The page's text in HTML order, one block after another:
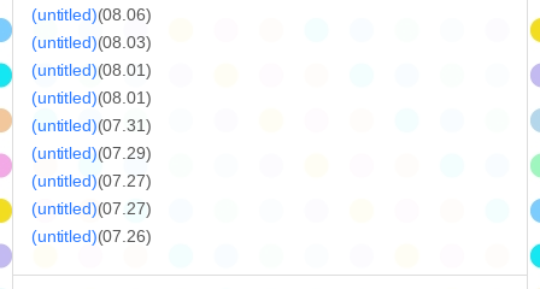
(untitled)(08.06)
(untitled)(08.03)
(untitled)(08.01)
(untitled)(08.01)
(untitled)(07.31)
(untitled)(07.29)
(untitled)(07.27)
(untitled)(07.27)
(untitled)(07.26)